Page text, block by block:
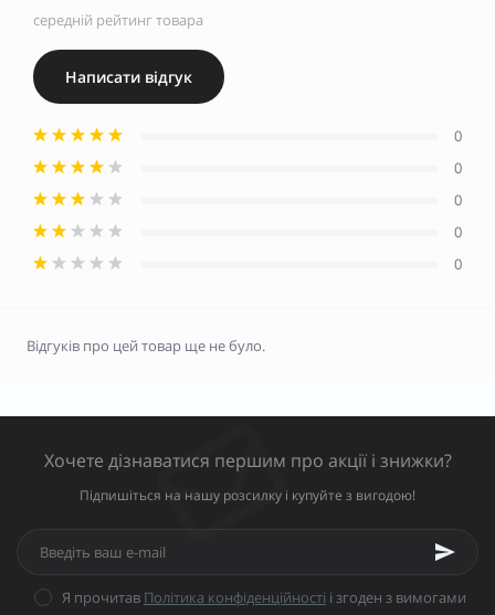
середній рейтинг товара
Написати відгук
0
0
0
0
0
Відгуків про цей товар ще не було.
Хочете дізнаватися першим про акції і знижки?
Підпишіться на нашу розсилку і купуйте з вигодою!
Я прочитав Політика конфіденційності і згоден з вимогами